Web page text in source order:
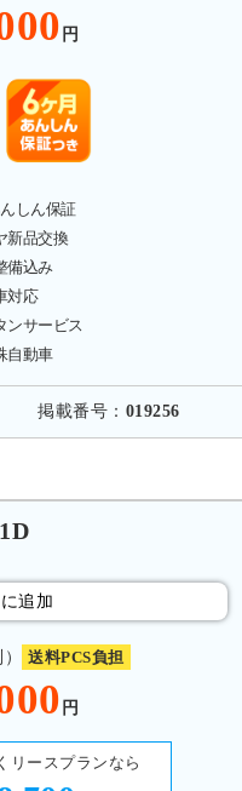
円
しん保証
新品交換
備込み
対応
ンサービス
自動車
掲載番号： 019256
追加
送料PCS負担
円
リースプランなら